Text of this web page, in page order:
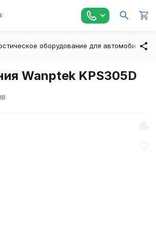
оборудование для автомобилей
Wanptek KPS305D